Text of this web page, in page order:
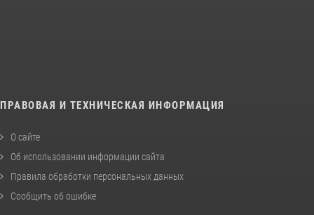
ПРАВОВАЯ И ТЕХНИЧЕСКАЯ ИНФОРМАЦИЯ
О сайте
Об использовании информации сайта
Правила обработки персональных данных
Сообщить об ошибке